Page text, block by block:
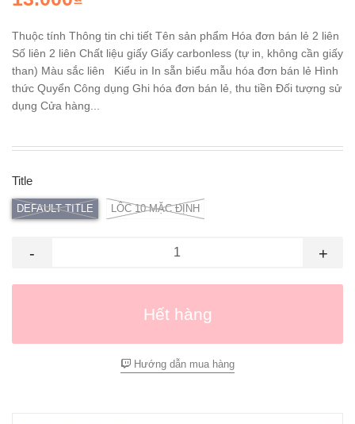
Thuộc tính Thông tin chi tiết Tên sản phẩm Hóa đơn bán lẻ 2 liên
Số liên 2 liên Chất liệu giấy Giấy carbonless (tự in, không cần giấy
than) Màu sắc liên Kiểu in In sẵn biểu mẫu hóa đơn bán lẻ Hình
thức Quyển Công dụng Ghi hóa đơn bán lẻ, thu tiền Đối tượng sử
dụng Cửa hàng...
Title
DEFAULT TITLE LỐC 10 MẶC ĐỊNH
- +
Hết hàng
Hướng dẫn mua hàng